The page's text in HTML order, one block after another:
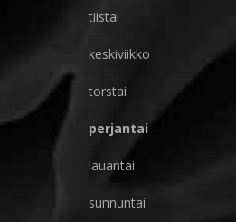
tiistai
keskiviikko
torstai
perjantai
lauantai
sunnuntai